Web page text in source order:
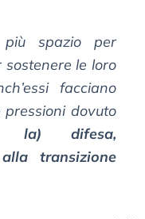
più spazio per
le loro
facciano
pressioni dovuto
la) difesa,
transizione